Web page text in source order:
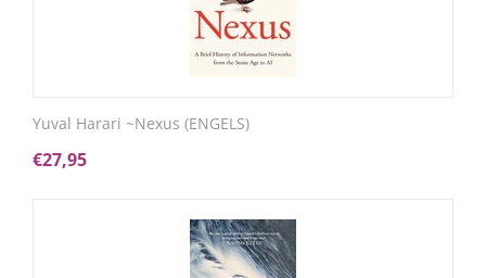
Yuval Harari ~Nexus (ENGELS)
€27,95